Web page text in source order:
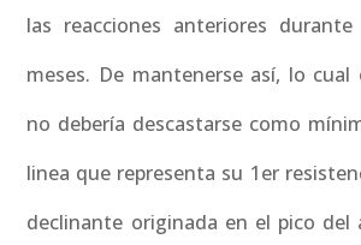
las reacciones anteriores
meses. De mantenerse así, lo
no debería descastarse como
linea que representa su 1er
declinante originada en el pico del